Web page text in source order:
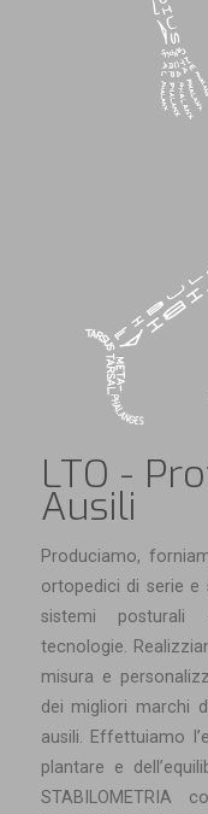
LTO -
Ausili
Produciamo,
ortopedici di serie e
sistemi posturali
tecnologie.
misura e
dei migliori marchi
ausili. Effettuiamo
plantare e
STABILOMETRIA